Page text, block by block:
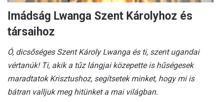
Imádság Lwanga Szent Károlyhoz és
társaihoz
Ó, dicsőséges Szent Károly Lwanga és ti, szent ugandai
vértanúk! Ti, akik a tűz lángjai közepette is hűségesek
maradtatok Krisztushoz, segítsetek minket, hogy mi is
bátran valljuk meg hitünket a mai világban.